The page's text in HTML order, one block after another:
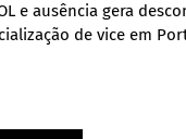
e ausência gera
de vice em